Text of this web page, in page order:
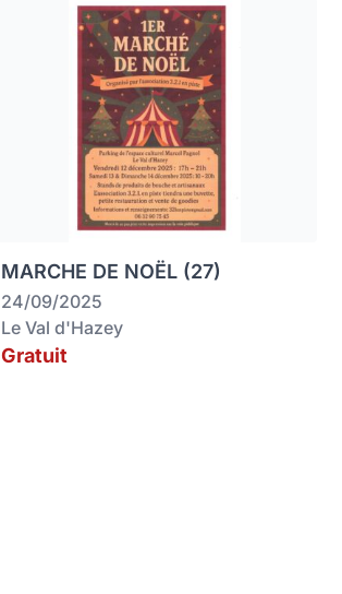
MARCHE DE NOËL (27)
24/09/2025
Le Val d'Hazey
Gratuit